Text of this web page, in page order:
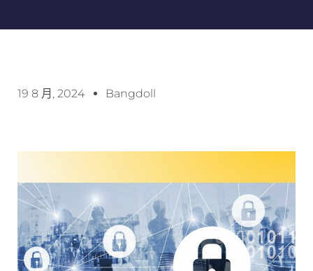
19 8 月, 2024 Bangdoll